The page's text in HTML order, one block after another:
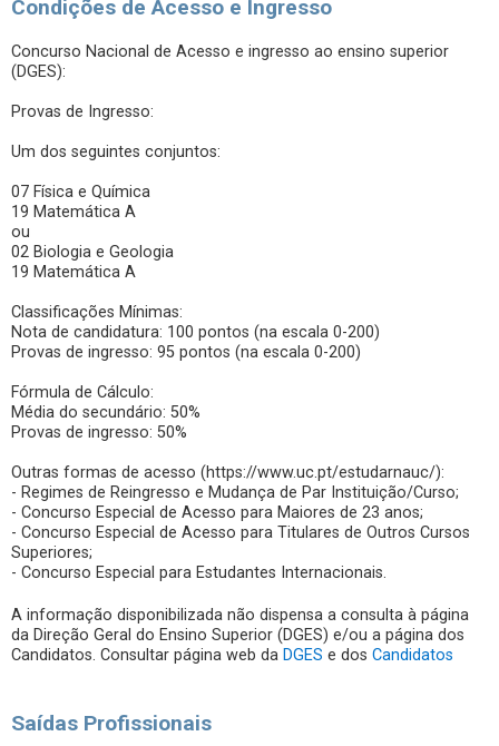
Condições de Acesso e Ingresso
Concurso Nacional de Acesso e ingresso ao ensino superior
(DGES):
Provas de Ingresso:
Um dos seguintes conjuntos:
07 Física e Química
19 Matemática A
ou
02 Biologia e Geologia
19 Matemática A
Classificações Mínimas:
Nota de candidatura: 100 pontos (na escala 0-200)
Provas de ingresso: 95 pontos (na escala 0-200)
Fórmula de Cálculo:
Média do secundário: 50%
Provas de ingresso: 50%
Outras formas de acesso (https://www.uc.pt/estudarnauc/):
- Regimes de Reingresso e Mudança de Par Instituição/Curso;
- Concurso Especial de Acesso para Maiores de 23 anos;
- Concurso Especial de Acesso para Titulares de Outros Cursos
Superiores;
- Concurso Especial para Estudantes Internacionais.
A informação disponibilizada não dispensa a consulta à página
da Direção Geral do Ensino Superior (DGES) e/ou a página dos
Candidatos. Consultar página web da DGES e dos Candidatos
Saídas Profissionais